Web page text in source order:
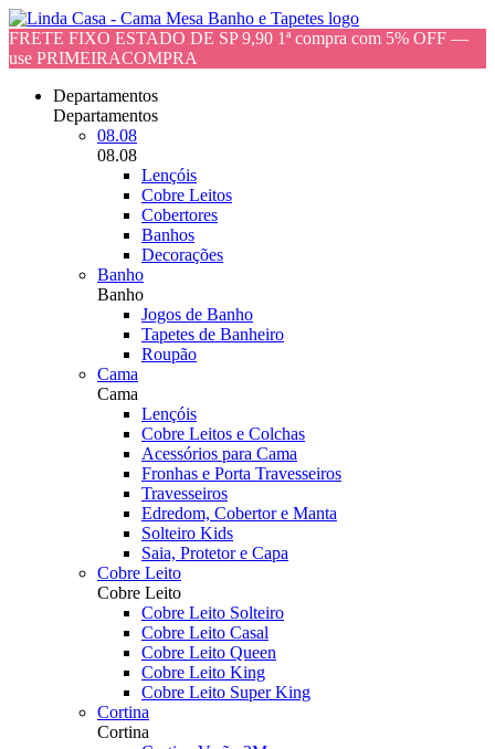
FRETE FIXO ESTADO DE SP 9,90 1ª compra com 5% OFF —
use PRIMEIRACOMPRA
Departamentos
Departamentos
08.08
08.08
Lençóis
Cobre Leitos
Cobertores
Banhos
Decorações
Banho
Banho
Jogos de Banho
Tapetes de Banheiro
Roupão
Cama
Cama
Lençóis
Cobre Leitos e Colchas
Acessórios para Cama
Fronhas e Porta Travesseiros
Travesseiros
Edredom, Cobertor e Manta
Solteiro Kids
Saia, Protetor e Capa
Cobre Leito
Cobre Leito
Cobre Leito Solteiro
Cobre Leito Casal
Cobre Leito Queen
Cobre Leito King
Cobre Leito Super King
Cortina
Cortina